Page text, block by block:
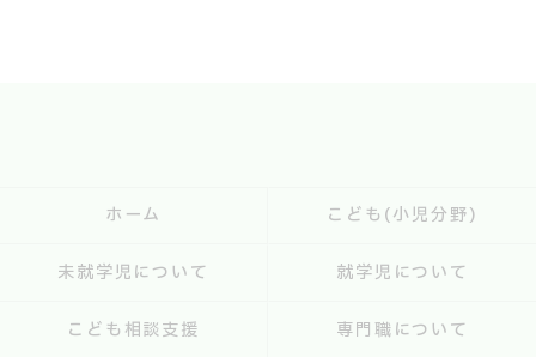
ホーム こども(小児分野)
未就学児について 就学児について
こども相談支援 専門職について